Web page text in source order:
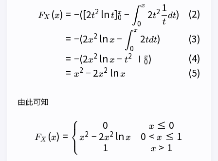
\begin{align} F_X(x)
FX (x) = −([2t2 ln t]0
x − ∫0
x
2t2
t
1
dt)
= −(2x2 ln x − ∫0
x
2tdt)
= −(2x2 ln x − t2 ∣0
x)
= x2 − 2x2 ln x
由此可知
F_X(x)= \left \{
FX (x) = ⎩
⎨⎧ 0
x2 − 2x2 ln x
1
x ≤ 0
0 < x ≤ 1
x > 1